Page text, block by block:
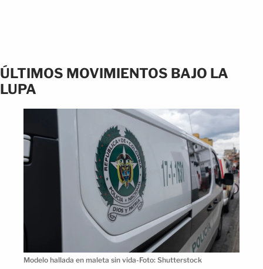
ÚLTIMOS MOVIMIENTOS BAJO LA
LUPA
Modelo hallada en maleta sin vida-Foto: Shutterstock